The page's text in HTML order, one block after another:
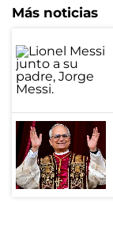
Más noticias